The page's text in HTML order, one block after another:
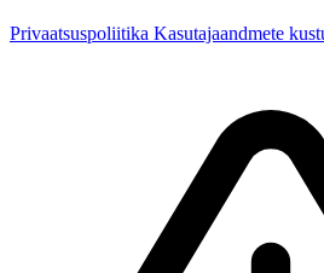
Privaatsuspoliitika Kasutajaandmete